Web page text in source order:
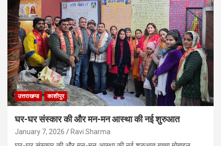
उत्तराखण्ड काशीपुर
घर-घर संस्कार की और मन-मन आस्था की नई शुरुआत
January 7, 2026 Ravi Sharma